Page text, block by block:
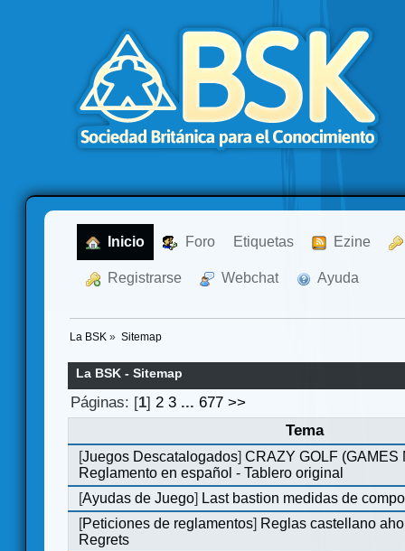
Inicio Foro Etiquetas Ezine
Registrarse Webchat Ayuda
La BSK » Sitemap
La BSK - Sitemap
Páginas: [1]2 3 ...677 >>
Tema
[Juegos Descatalogados]CRAZY GOLF (GAMES
Reglamento en español - Tablero original
[Ayudas de Juego] Last bastion medidas de
[Peticiones de reglamentos] Reglas castellano
Regrets